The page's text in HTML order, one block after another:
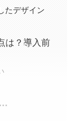
たデザイン
は？導入前